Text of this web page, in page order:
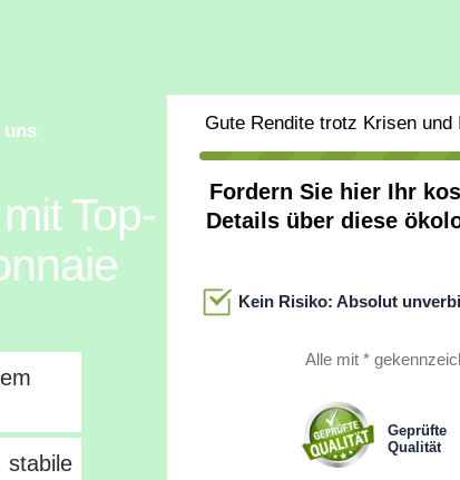
uns
Top-
stabile
Gute Rendite trotz Krisen und
Fordern Sie hier Ihr
Details über diese
Kein Risiko: Absolut
Alle mit *
Geprüfte
Qualität